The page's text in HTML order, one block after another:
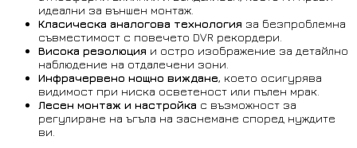
идеални за външен монтаж.
Класическа аналогова технология за безпроблемна
съвместимост с повечето DVR рекордери.
Висока резолюция и остро изображение за детайлно
наблюдение на отдалечени зони.
Инфрачервено нощно виждане, което осигурява
видимост при ниска осветеност или пълен мрак.
Лесен монтаж и настройка с възможност за
регулиране на ъгъла на заснемане според нуждите
ви.